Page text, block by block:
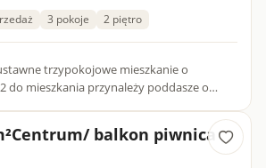
3 pokoje 2 piętro
trzypokojowe mieszkanie o
do mieszkania przynależy poddasze o
balkon piwnica